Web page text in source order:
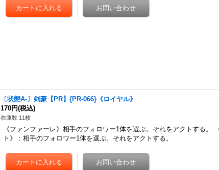
〔状態A-〕剣豪【PR】{PR-066}《ロイヤル》
170円(税込)
在庫数 11枚
《ファンファーレ》相手のフォロワー1体を選ぶ。それをアクトする。
ト》：相手のフォロワー1体を選ぶ。それをアクトする。